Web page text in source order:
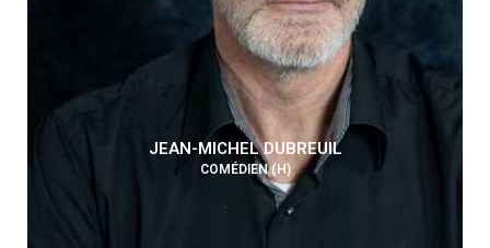
JEAN-MICHEL DUBREUIL
COMÉDIEN (H)